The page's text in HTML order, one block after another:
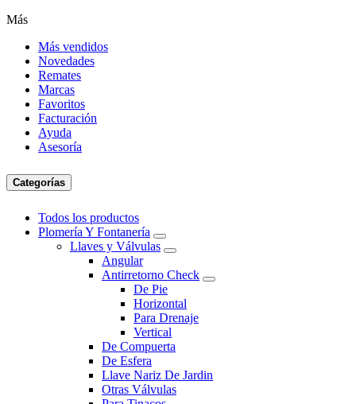
Más
Más vendidos
Novedades
Remates
Marcas
Favoritos
Facturación
Ayuda
Asesoría
Categorías
Todos los productos
Plomería Y Fontanería
Llaves y Válvulas
Angular
Antirretorno Check
De Pie
Horizontal
Para Drenaje
Vertical
De Compuerta
De Esfera
Llave Nariz De Jardin
Otras Válvulas